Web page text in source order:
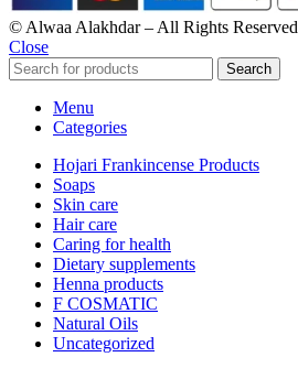
© Alwaa Alakhdar – All Rights Reserved
Close
Search
Menu
Categories
Hojari Frankincense Products
Soaps
Skin care
Hair care
Caring for health
Dietary supplements
Henna products
F COSMATIC
Natural Oils
Uncategorized